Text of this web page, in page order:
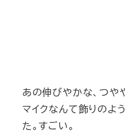
あの伸びやかな、つや
マイクなんて飾りのよ
た。すごい。